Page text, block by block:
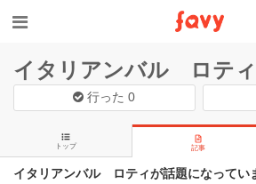
イタリアンバル ロティ
行った0
トップ 記事
イタリアンバル ロティが話題になってい